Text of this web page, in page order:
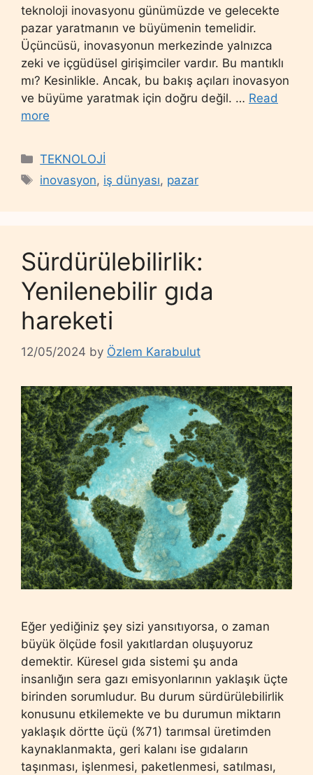
teknoloji inovasyonu günümüzde ve gelecekte
pazar yaratmanın ve büyümenin temelidir.
Üçüncüsü, inovasyonun merkezinde yalnızca
zeki ve içgüdüsel girişimciler vardır. Bu mantıklı
mı? Kesinlikle. Ancak, bu bakış açıları inovasyon
ve büyüme yaratmak için doğru değil. … Read
more
Categories
TEKNOLOJİ
Tags
inovasyon, iş dünyası, pazar
Sürdürülebilirlik:
Yenilenebilir gıda
hareketi
12/05/2024 by Özlem Karabulut
Eğer yediğiniz şey sizi yansıtıyorsa, o zaman
büyük ölçüde fosil yakıtlardan oluşuyoruz
demektir. Küresel gıda sistemi şu anda
insanlığın sera gazı emisyonlarının yaklaşık üçte
birinden sorumludur. Bu durum sürdürülebilirlik
konusunu etkilemekte ve bu durumun miktarın
yaklaşık dörtte üçü (%71) tarımsal üretimden
kaynaklanmakta, geri kalanı ise gıdaların
taşınması, işlenmesi, paketlenmesi, satılması,